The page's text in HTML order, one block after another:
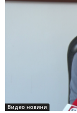
Видео новини